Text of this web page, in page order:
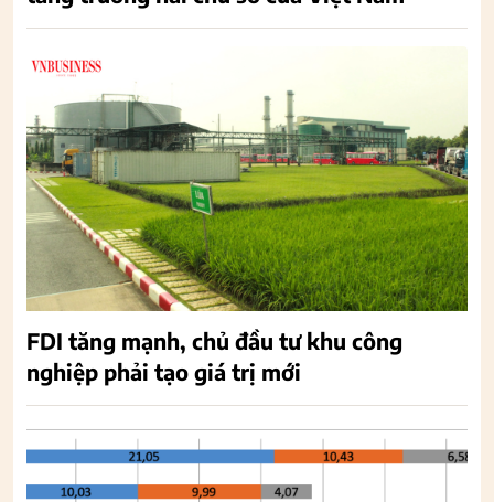
FDI tăng mạnh, chủ đầu tư khu công
nghiệp phải tạo giá trị mới